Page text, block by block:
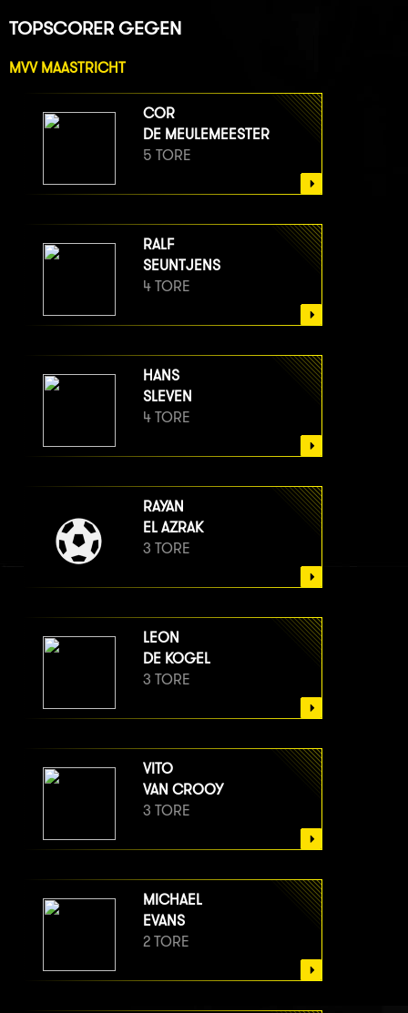
TOPSCORER GEGEN
MVV MAASTRICHT
COR
DE MEULEMEESTER
5 TORE
RALF
SEUNTJENS
4 TORE
HANS
SLEVEN
4 TORE
RAYAN
EL AZRAK
3 TORE
LEON
DE KOGEL
3 TORE
VITO
VAN CROOY
3 TORE
MICHAEL
EVANS
2 TORE